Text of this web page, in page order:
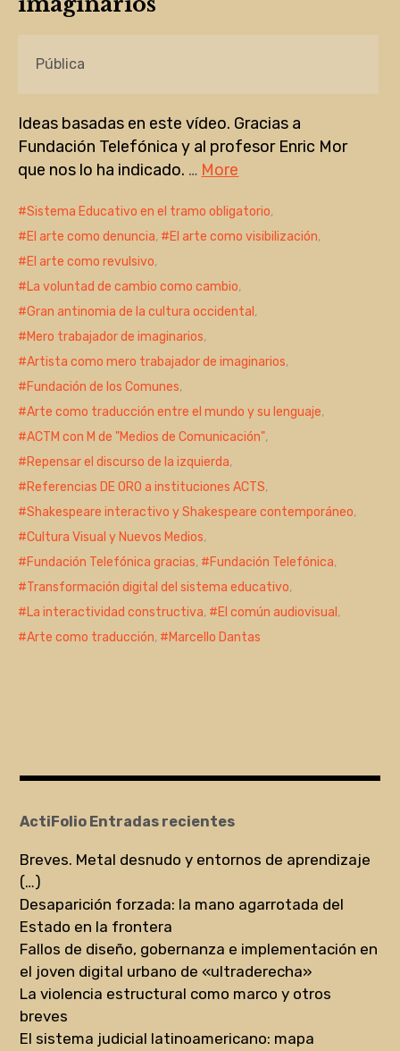
Pública
Ideas basadas en este vídeo. Gracias a
Fundación Telefónica y al profesor Enric Mor
que nos lo ha indicado. … More
Sistema Educativo en el tramo obligatorio,
El arte como denuncia, El arte como visibilización,
El arte como revulsivo,
La voluntad de cambio como cambio,
Gran antinomia de la cultura occidental ,
Mero trabajador de imaginarios,
Artista como mero trabajador de imaginarios,
Fundación de los Comunes,
Arte como traducción entre el mundo y su lenguaje,
ACTM con M de "Medios de Comunicación",
Repensar el discurso de la izquierda,
Referencias DE ORO a instituciones ACTS,
Shakespeare interactivo y Shakespeare contemporáneo,
Cultura Visual y Nuevos Medios,
Fundación Telefónica gracias, Fundación Telefónica,
Transformación digital del sistema educativo,
La interactividad constructiva, El común audiovisual ,
Arte como traducción, Marcello Dantas
ActiFolio Entradas recientes
Breves. Metal desnudo y entornos de aprendizaje
(…)
Desaparición forzada: la mano agarrotada del
Estado en la frontera
Fallos de diseño, gobernanza e implementación en
el joven digital urbano de «ultraderecha»
La violencia estructural como marco y otros
breves
El sistema judicial latinoamericano: mapa